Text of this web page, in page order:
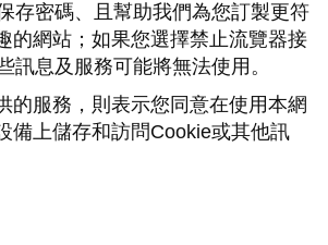
存密碼、且幫助我們為您訂製更符
的網站；如果您選擇禁止流覽器接
訊息及服務可能將無法使用。
的服務，則表示您同意在使用本網
備上儲存和訪問Cookie或其他訊